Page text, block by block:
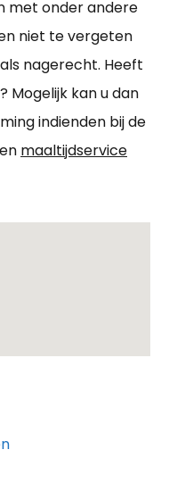
met onder andere
niet te vergeten
nagerecht. Heeft
Mogelijk kan u dan
indienden bij de
maaltijdservice